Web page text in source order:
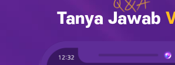
Tanya Jawab